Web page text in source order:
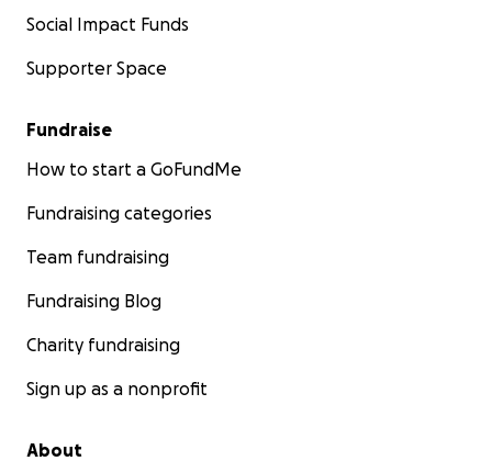
Social Impact Funds
Supporter Space
Fundraise
How to start a GoFundMe
Fundraising categories
Team fundraising
Fundraising Blog
Charity fundraising
Sign up as a nonprofit
About